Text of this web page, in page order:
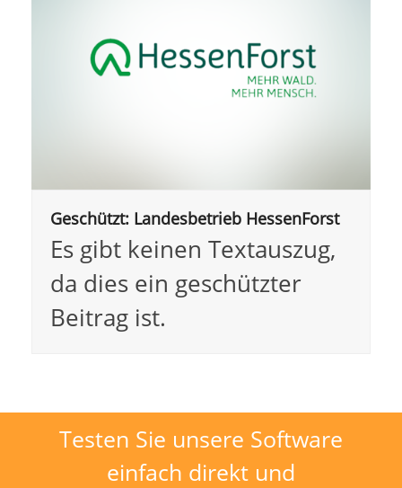
Geschützt: Landesbetrieb HessenForst
Es gibt keinen Textauszug,
da dies ein geschützter
Beitrag ist.
Testen Sie unsere Software
einfach direkt und